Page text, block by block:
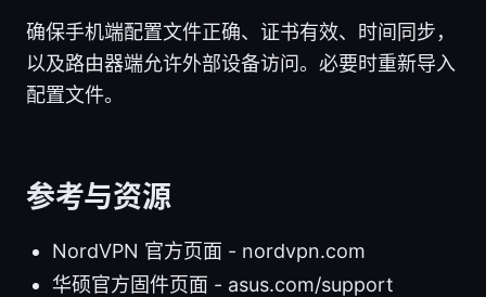
确保手机端配置文件正确、证书有效、时间同步，
以及路由器端允许外部设备访问。必要时重新导入
配置文件。
参考与资源
NordVPN 官方页面 - nordvpn.com
华硕官方固件页面 - asus.com/support